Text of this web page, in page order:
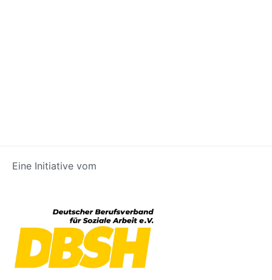
Eine Initiative vom